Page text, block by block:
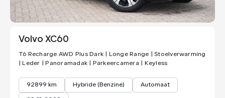
Volvo XC60
T6 Recharge AWD Plus Dark | Longe Range | Stoelverwarming
| Leder | Panoramadak | Parkeercamera | Keyless
92899 km Hybride (Benzine) Automaat